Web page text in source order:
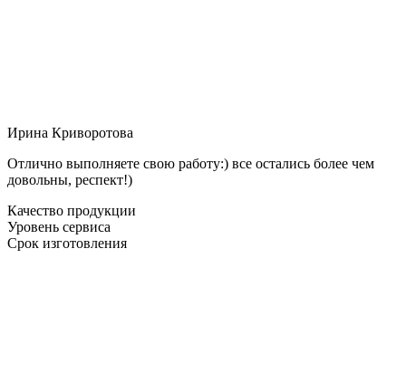
Ирина Криворотова
Отлично выполняете свою работу:) все остались более чем
довольны, респект!)
Качество продукции
Уровень сервиса
Срок изготовления